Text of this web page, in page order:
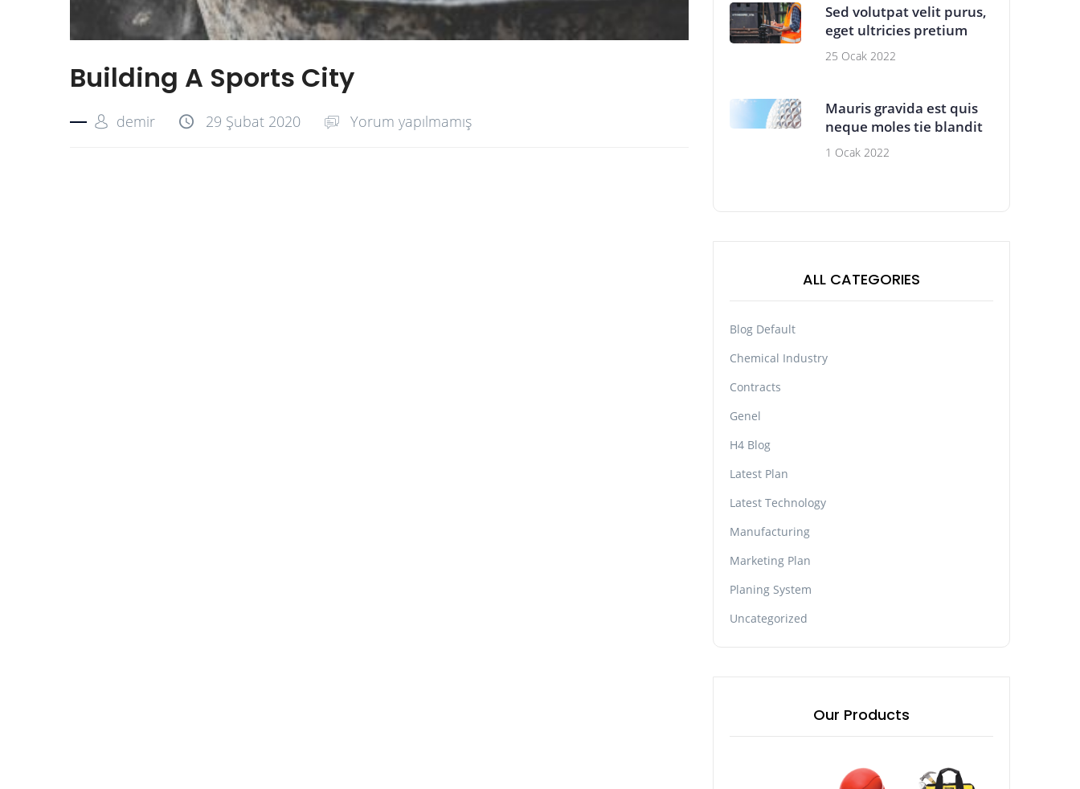
Building A Sports City
demir 29 Şubat 2020 Yorum yapılmamış
Sed volutpat velit purus,
eget ultricies pretium
25 Ocak 2022
Mauris gravida est quis
neque moles tie blandit
1 Ocak 2022
ALL CATEGORIES
Blog Default
Chemical Industry
Contracts
Genel
H4 Blog
Latest Plan
Latest Technology
Manufacturing
Marketing Plan
Planing System
Uncategorized
Our Products